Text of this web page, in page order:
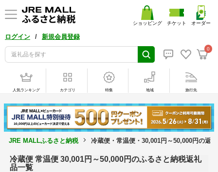
ログイン / 新規会員登録
0
ショッピング チケット オーダー
人気ランキング カテゴリ 特集 地域 旅行先
JRE MALLふるさと納税 冷蔵便・常温便・30,001円～50,000円の返
冷蔵便 常温便 30,001円～50,000円のふるさと納税返礼
品一覧